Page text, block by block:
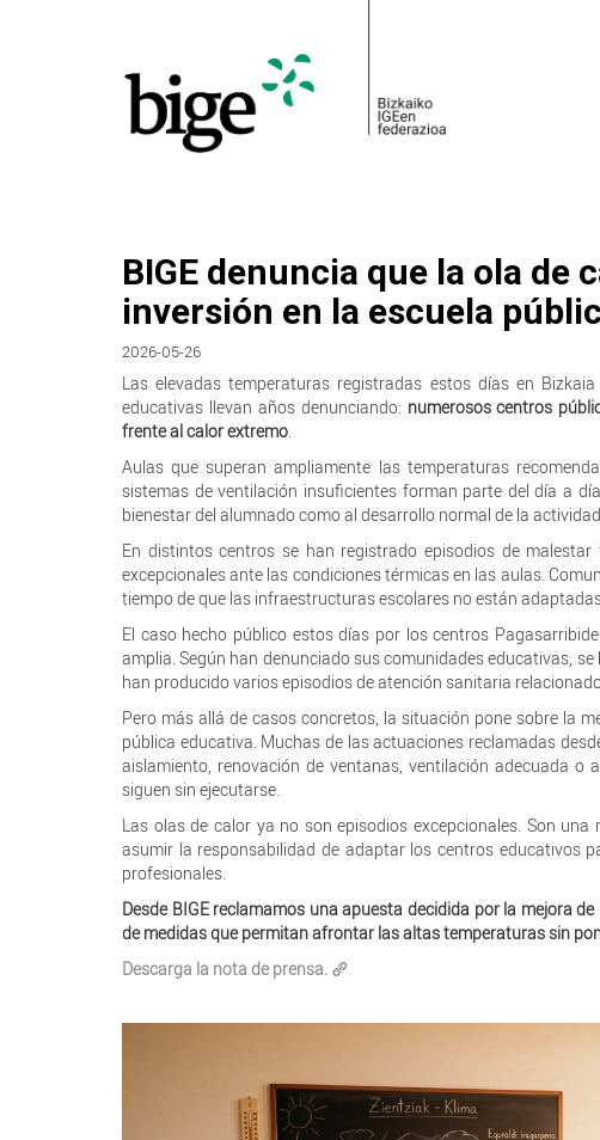
BIGE denuncia que la ola de
inversión en la escuela
2026-05-26
Las elevadas temperaturas registradas estos días en
educativas llevan años denunciando: numerosos centros
frente al calor extremo.
Aulas que superan ampliamente las temperaturas
sistemas de ventilación insuficientes forman parte del día a
bienestar del alumnado como al desarrollo normal de la
En distintos centros se han registrado episodios de
excepcionales ante las condiciones térmicas en las aulas.
tiempo de que las infraestructuras escolares no están
El caso hecho público estos días por los centros
amplia. Según han denunciado sus comunidades educativas,
han producido varios episodios de atención sanitaria
Pero más allá de casos concretos, la situación pone sobre la
pública educativa. Muchas de las actuaciones reclamadas
aislamiento, renovación de ventanas, ventilación adecuada
siguen sin ejecutarse.
Las olas de calor ya no son episodios excepcionales. Son
asumir la responsabilidad de adaptar los centros educativos
profesionales.
Desde BIGE reclamamos una apuesta decidida por la mejora
de medidas que permitan afrontar las altas temperaturas sin
Descarga la nota de prensa.